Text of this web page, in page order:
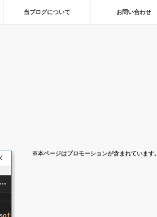
当ブログについて お問い合わせ
※本ページはプロモーションが含まれています。